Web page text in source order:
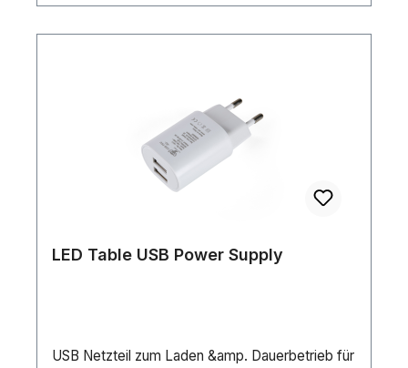
LED Table USB Power Supply
USB Netzteil zum Laden &amp. Dauerbetrieb für